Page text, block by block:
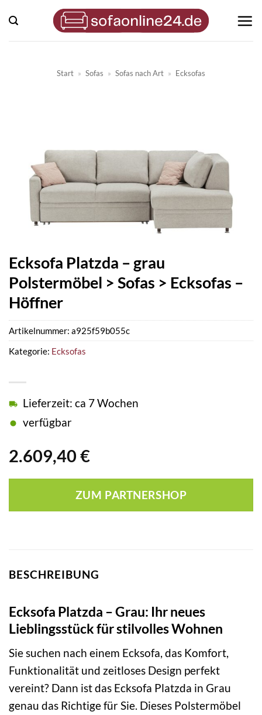
Inhalt
springen
Start » Sofas » Sofas nach Art » Ecksofas
Ecksofa Platzda – grau
Polstermöbel > Sofas > Ecksofas –
Höffner
2.609,40 €
Lieferzeit: ca 7 Wochen
verfügbar
ZUM PARTNERSHOP
Artikelnummer: a925f59b055c
Kategorie: Ecksofas
BESCHREIBUNG
Ecksofa Platzda – Grau: Ihr neues
Lieblingsstück für stilvolles Wohnen
Sie suchen nach einem Ecksofa, das Komfort,
Funktionalität und zeitloses Design perfekt
vereint? Dann ist das Ecksofa Platzda in Grau
genau das Richtige für Sie. Dieses Polstermöbel